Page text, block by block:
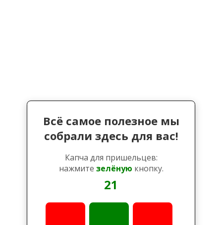
Всё самое полезное мы
собрали здесь для вас!
Капча для пришельцев:
нажмите зелёную кнопку.
21